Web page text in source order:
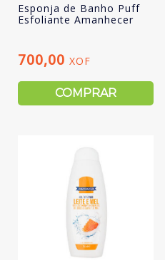
Esponja de Banho Puff
Esfoliante Amanhecer
700,00 XOF
COMPRAR